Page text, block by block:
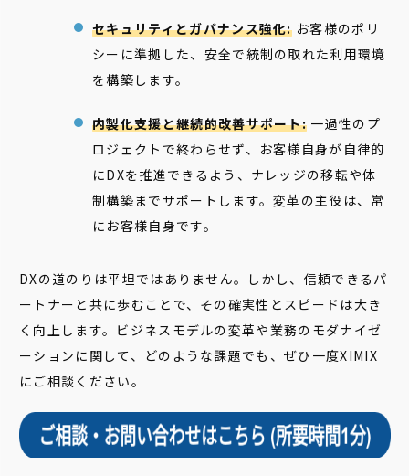
セキュリティとガバナンス強化:お客様のポリ
シーに準拠した、安全で統制の取れた利用環境
を構築します。
内製化支援と継続的改善サポート: 一過性のプ
ロジェクトで終わらせず、お客様自身が自律的
にDXを推進できるよう、ナレッジの移転や体
制構築までサポートします。変革の主役は、常
にお客様自身です。
DXの道のりは平坦ではありません。しかし、信頼できるパ
ートナーと共に歩むことで、その確実性とスピードは大き
く向上します。ビジネスモデルの変革や業務のモダナイゼ
ーションに関して、どのような課題でも、ぜひ一度XIMIX
にご相談ください。